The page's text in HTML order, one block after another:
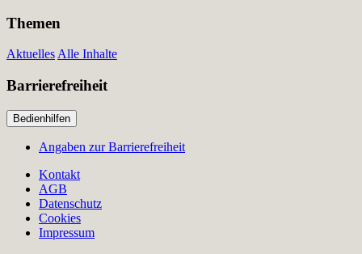
Themen
AktuellesAlle Inhalte
Barrierefreiheit
Bedienhilfen
Angaben zur Barrierefreiheit
Kontakt
AGB
Datenschutz
Cookies
Impressum